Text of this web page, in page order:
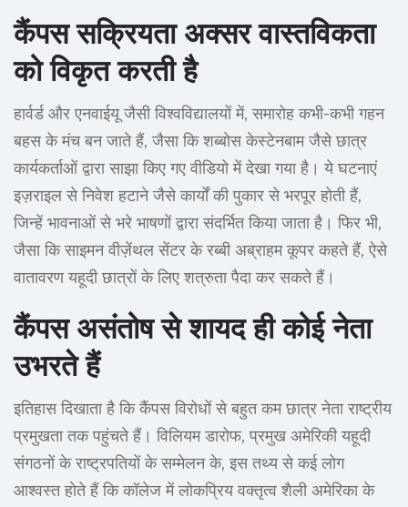
कैंपस सक्रियता अक्सर वास्तविकता
को विकृत करती है
हार्वर्ड और एनवाईयू जैसी विश्वविद्यालयों में, समारोह कभी-कभी गहन
बहस के मंच बन जाते हैं, जैसा कि शब्बोस केस्टेनबाम जैसे छात्र
कार्यकर्ताओं द्वारा साझा किए गए वीडियो में देखा गया है। ये घटनाएं
इज़राइल से निवेश हटाने जैसे कार्यों की पुकार से भरपूर होती हैं,
जिन्हें भावनाओं से भरे भाषणों द्वारा संदर्भित किया जाता है। फिर भी,
जैसा कि साइमन वीज़ेंथल सेंटर के रब्बी अब्राहम कूपर कहते हैं, ऐसे
वातावरण यहूदी छात्रों के लिए शत्रुता पैदा कर सकते हैं।
कैंपस असंतोष से शायद ही कोई नेता
उभरते हैं
इतिहास दिखाता है कि कैंपस विरोधों से बहुत कम छात्र नेता राष्ट्रीय
प्रमुखता तक पहुंचते हैं। विलियम डारोफ, प्रमुख अमेरिकी यहूदी
संगठनों के राष्ट्रपतियों के सम्मेलन के, इस तथ्य से कई लोग
आश्वस्त होते हैं कि कॉलेज में लोकप्रिय वक्तृत्व शैली अमेरिका के